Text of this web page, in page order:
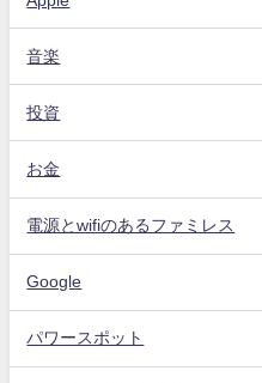
音楽
投資
お金
電源とwifiのあるファミレス
Google
パワースポット